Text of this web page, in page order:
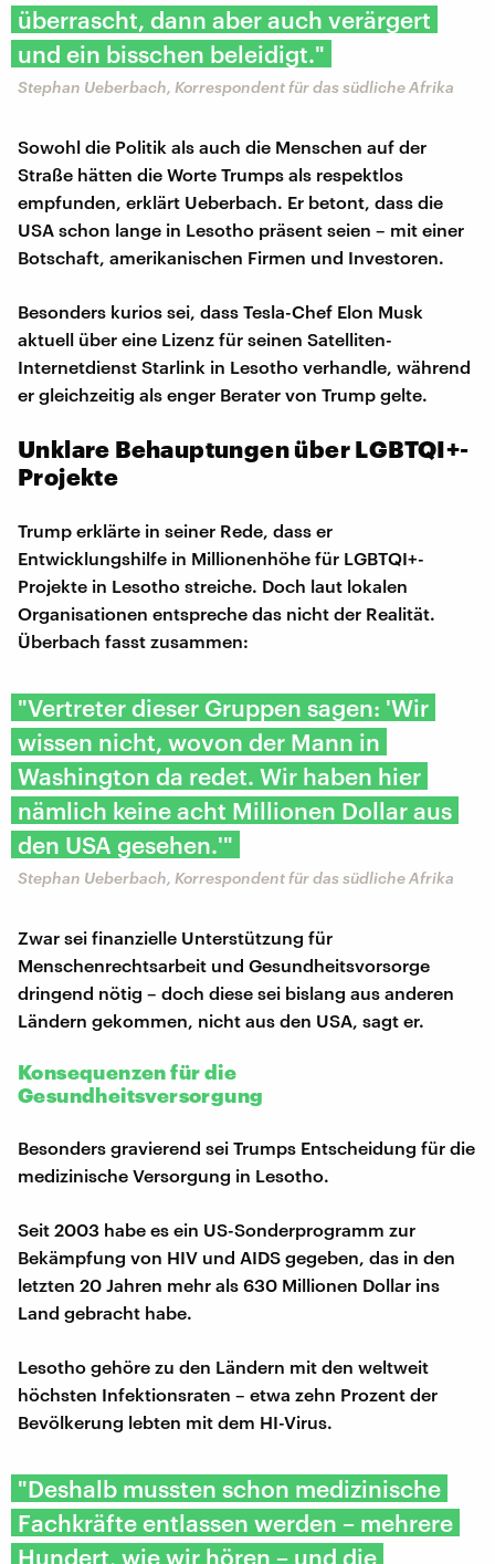
überrascht, dann aber auch verärgert
und ein bisschen beleidigt."
Stephan Ueberbach, Korrespondent für das südliche Afrika
Sowohl die Politik als auch die Menschen auf der
Straße hätten die Worte Trumps als respektlos
empfunden, erklärt Ueberbach. Er betont, dass die
USA schon lange in Lesotho präsent seien – mit einer
Botschaft, amerikanischen Firmen und Investoren.
Besonders kurios sei, dass Tesla-Chef Elon Musk
aktuell über eine Lizenz für seinen Satelliten-
Internetdienst Starlink in Lesotho verhandle, während
er gleichzeitig als enger Berater von Trump gelte.
Unklare Behauptungen über LGBTQI+-
Projekte
Trump erklärte in seiner Rede, dass er
Entwicklungshilfe in Millionenhöhe für LGBTQI+-
Projekte in Lesotho streiche. Doch laut lokalen
Organisationen entspreche das nicht der Realität.
Überbach fasst zusammen:
"Vertreter dieser Gruppen sagen: 'Wir
wissen nicht, wovon der Mann in
Washington da redet. Wir haben hier
nämlich keine acht Millionen Dollar aus
den USA gesehen.'"
Stephan Ueberbach, Korrespondent für das südliche Afrika
Zwar sei finanzielle Unterstützung für
Menschenrechtsarbeit und Gesundheitsvorsorge
dringend nötig – doch diese sei bislang aus anderen
Ländern gekommen, nicht aus den USA, sagt er.
Konsequenzen für die
Gesundheitsversorgung
Besonders gravierend sei Trumps Entscheidung für die
medizinische Versorgung in Lesotho.
Seit 2003 habe es ein US-Sonderprogramm zur
Bekämpfung von HIV und AIDS gegeben, das in den
letzten 20 Jahren mehr als 630 Millionen Dollar ins
Land gebracht habe.
Lesotho gehöre zu den Ländern mit den weltweit
höchsten Infektionsraten – etwa zehn Prozent der
Bevölkerung lebten mit dem HI-Virus.
"Deshalb mussten schon medizinische
Fachkräfte entlassen werden – mehrere
Hundert, wie wir hören – und die